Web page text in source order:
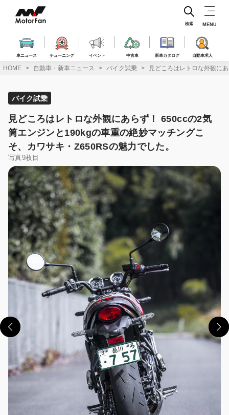
ス
車ニュース チューニング イベント 中古車 新車カタログ 自動車求人
検索 MENU
HOME 自動車・新車ニュース バイク試乗 見どころはレトロな外観に
バイク試乗
見どころはレトロな外観にあらず！ 650ccの2気
筒エンジンと190kgの車重の絶妙マッチングこ
そ、カワサキ・Z650RSの魅力でした。
写真9枚目